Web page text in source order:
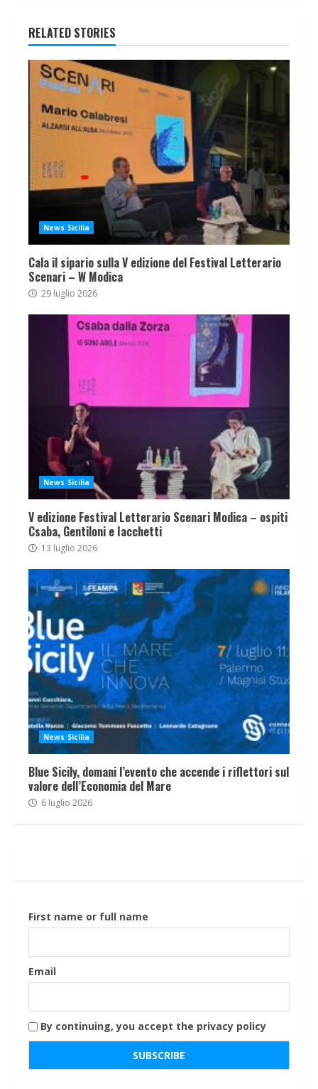
RELATED STORIES
News Sicilia
Cala il sipario sulla V edizione del Festival Letterario
Scenari – W Modica
29 luglio 2026
News Sicilia
V edizione Festival Letterario Scenari Modica – ospiti
Csaba, Gentiloni e Iacchetti
13 luglio 2026
News Sicilia
Blue Sicily, domani l’evento che accende i riflettori sul
valore dell’Economia del Mare
6 luglio 2026
First name or full name
Email
By continuing, you accept the privacy policy